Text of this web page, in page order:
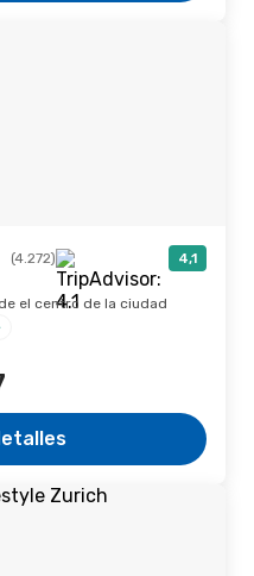
(4.272) 4,1
el centro de la ciudad